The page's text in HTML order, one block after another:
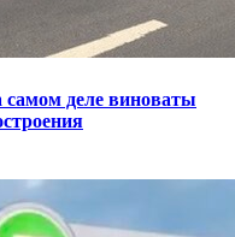
деле виноваты